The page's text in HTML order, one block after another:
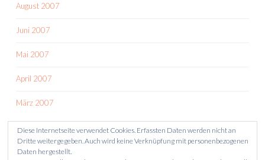
August 2007
Juni 2007
Mai 2007
April 2007
März 2007
Diese Internetseite verwendet Cookies. Erfassten Daten werden nicht an
Dritte weitergegeben. Auch wird keine Verknüpfung mit personenbezogenen
Daten hergestellt.